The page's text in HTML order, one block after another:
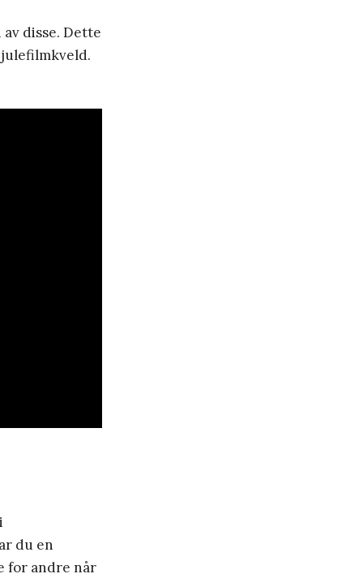
disse. Dette
du en
for andre når